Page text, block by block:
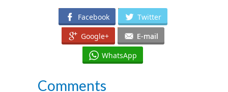
---- I Forgot My Password
---- Frequently Asked Questions
歡迎加盟
Facebook
Twitter
Google+
E-mail
WhatsApp
Comments